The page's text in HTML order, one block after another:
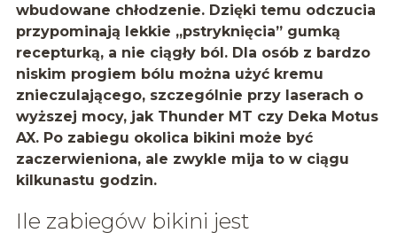
wbudowane chłodzenie. Dzięki temu odczucia
przypominają lekkie „pstryknięcia” gumką
recepturką, a nie ciągły ból. Dla osób z bardzo
niskim progiem bólu można użyć kremu
znieczulającego, szczególnie przy laserach o
wyższej mocy, jak Thunder MT czy Deka Motus
AX. Po zabiegu okolica bikini może być
zaczerwieniona, ale zwykle mija to w ciągu
kilkunastu godzin.
Ile zabiegów bikini jest